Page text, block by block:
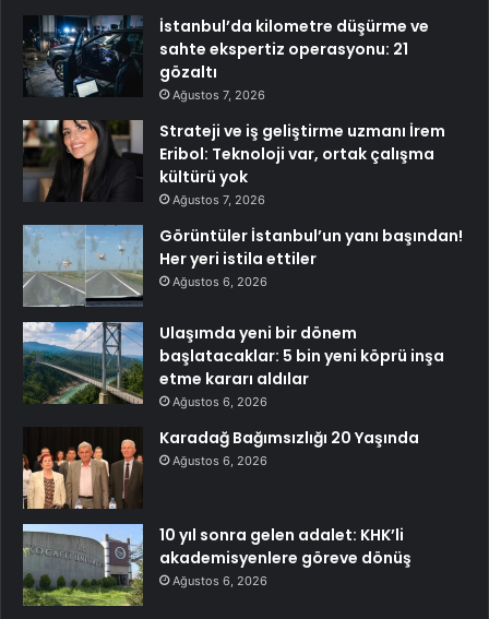
İstanbul’da kilometre düşürme ve
sahte ekspertiz operasyonu: 21
gözaltı
Ağustos 7, 2026
Strateji ve iş geliştirme uzmanı İrem
Eribol: Teknoloji var, ortak çalışma
kültürü yok
Ağustos 7, 2026
Görüntüler İstanbul’un yanı başından!
Her yeri istila ettiler
Ağustos 6, 2026
Ulaşımda yeni bir dönem
başlatacaklar: 5 bin yeni köprü inşa
etme kararı aldılar
Ağustos 6, 2026
Karadağ Bağımsızlığı 20 Yaşında
Ağustos 6, 2026
10 yıl sonra gelen adalet: KHK’li
akademisyenlere göreve dönüş
Ağustos 6, 2026